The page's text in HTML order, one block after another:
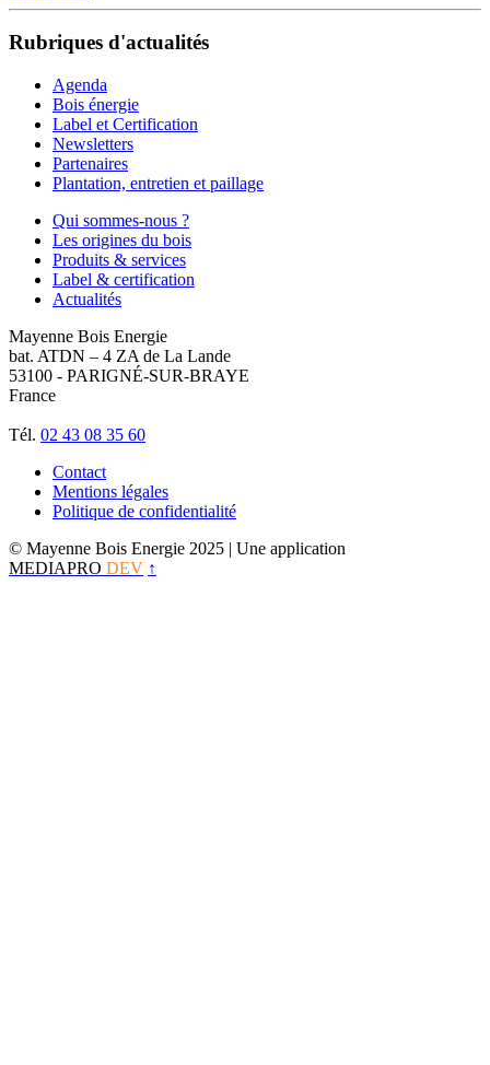
Rubriques d'actualités
Agenda
Bois énergie
Label et Certification
Newsletters
Partenaires
Plantation, entretien et paillage
Qui sommes-nous ?
Les origines du bois
Produits & services
Label & certification
Actualités
Mayenne Bois Energie
bat. ATDN – 4 ZA de La Lande
53100 - PARIGNÉ-SUR-BRAYE
France
Tél. 02 43 08 35 60
Contact
Mentions légales
Politique de confidentialité
© Mayenne Bois Energie 2025 | Une application
MEDIAPRO DEV ↑